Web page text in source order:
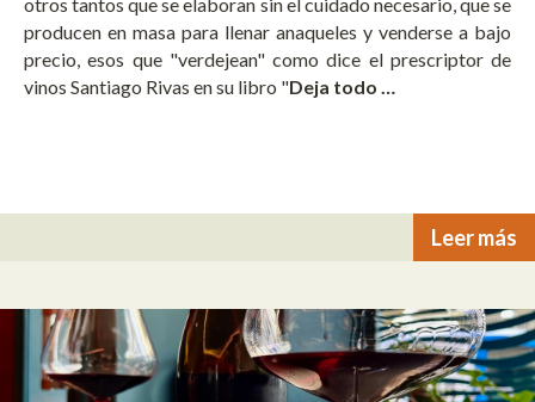
otros tantos que se elaboran sin el cuidado necesario, que se
producen en masa para llenar anaqueles y venderse a bajo
precio, esos que "verdejean" como dice el prescriptor de
vinos Santiago Rivas en su libro "Deja todo …
Leer más